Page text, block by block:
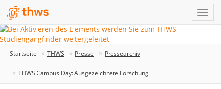
Startseite THWS Presse Pressearchiv
THWS Campus Day: Ausgezeichnete Forschung